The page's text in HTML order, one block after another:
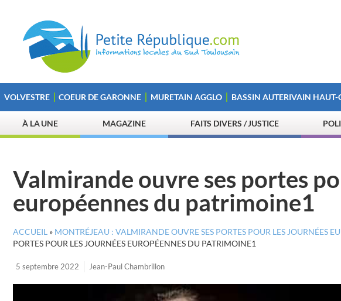
VOLVESTRE COEUR DE GARONNE MURETAIN AGGLO BASSIN AUTERIVAIN
À LA UNE MAGAZINE FAITS DIVERS / JUSTICE
Valmirande ouvre ses portes
européennes du patrimoine1
ACCUEIL » MONTRÉJEAU : VALMIRANDE OUVRE SES PORTES POUR LES JOURNÉES
PORTES POUR LES JOURNÉES EUROPÉENNES DU PATRIMOINE1
5 septembre 2022 Jean-Paul Chambrillon